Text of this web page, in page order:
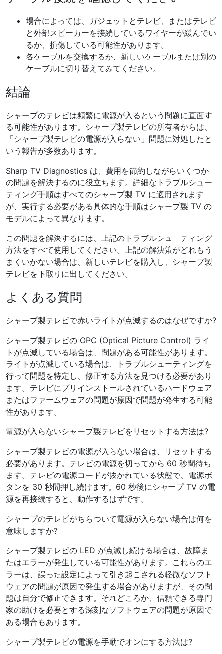
場合によっては、ガジェットとテレビ、またはテレビ
と外部スピーカーを接続しているワイヤーが緩んでい
るか、損傷している可能性があります。
各ケーブルを交換するか、新しいケーブルまたは別の
ケーブルに切り替えてみてください。
結論
シャープのテレビは頻繁に電源が入るという問題に直面す
る可能性があります。シャープ製テレビの所有者からは、
「シャープ製テレビの電源が入らない」問題に対処したと
いう報告が多数あります。
Sharp TV Diagnostics は、費用を節約しながらいくつか
の問題を解決するのに役立ちます。詳細なトラブルシュー
ティング手順はすべてのシャープ製 TV に適用されます
が、実行する必要がある具体的な手順はシャープ製 TV の
モデルによって異なります。
この問題を解決するには、上記のトラブルシューティング
方法をすべて使用してください。上記の解決策がどれもう
まくいかない場合は、新しいテレビを購入し、シャープ製
テレビを下取りに出してください。
よくある質問
シャープ製テレビで赤いライトが点滅するのはなぜですか?
シャープ製テレビの OPC (Optical Picture Control) ライ
トが点滅している場合は、問題がある可能性があります。
ライトが点滅している場合は、トラブルシューティングを
行って問題を特定し、修正する方法を見つける必要があり
ます。テレビにプリインストールされているハードウェア
またはファームウェアの問題が原因で問題が発生する可能
性があります。
電源が入らないシャープ製テレビをリセットする方法は?
シャープ製テレビの電源が入らない場合は、リセットする
必要があります。テレビの電源を切ってから 60 秒間待ち
ます。テレビの電源コードが抜かれている状態で、電源ボ
タンを 30 秒間押し続けます。60 秒後にシャープ TV の電
源を再接続すると、動作するはずです。
シャープのテレビがちらついて電源が入らない場合は何を
意味しますか?
シャープ製テレビの LED が点滅し続ける場合は、故障ま
たはエラーが発生している可能性があります。これらのエ
ラーは、誤った設定によって引き起こされる軽微なソフト
ウェアの問題が原因で発生する場合がありますが、その問
題は自分で修正できます。それどころか、信頼できる専門
家の助けを必要とする深刻なソフトウェアの問題が原因で
ある場合もあります。
シャープ製テレビの電源を手動でオンにする方法は?